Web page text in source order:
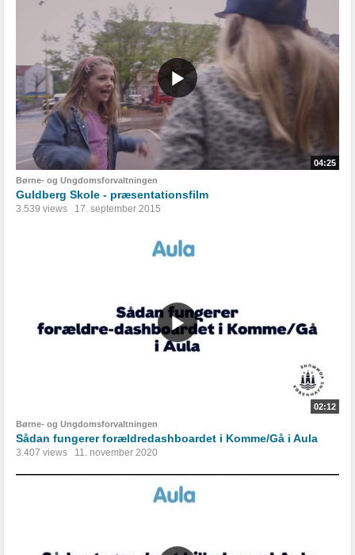
04:25
Børne- og Ungdomsforvaltningen
Guldberg Skole - præsentationsfilm
3.539 views 17. september 2015
02:12
Børne- og Ungdomsforvaltningen
Sådan fungerer forældredashboardet i Komme/Gå i Aula
3.407 views 11. november 2020